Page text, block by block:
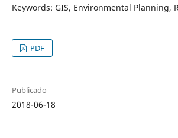
Keywords: GIS, Environmental Planning,
PDF
Publicado
2018-06-18